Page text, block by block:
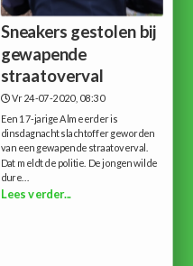
Sneakers gestolen bij
gewapende
straatoverval
Vr 24-07-2020, 08:30
Een 17-jarige Almeerder is
dinsdagnacht slachtoffer geworden
van een gewapende straatoverval.
Dat meldt de politie. De jongen wilde
dure...
Lees verder...